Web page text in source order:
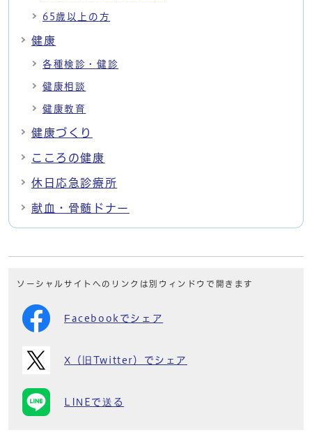
65歳以上の方
健康
各種検診・健診
健康相談
健康教育
健康づくり
こころの健康
休日応急診療所
献血・骨髄ドナー
ソーシャルサイトへのリンクは別ウィンドウで開きます
Facebookでシェア
X（旧Twitter）でシェア
LINEで送る